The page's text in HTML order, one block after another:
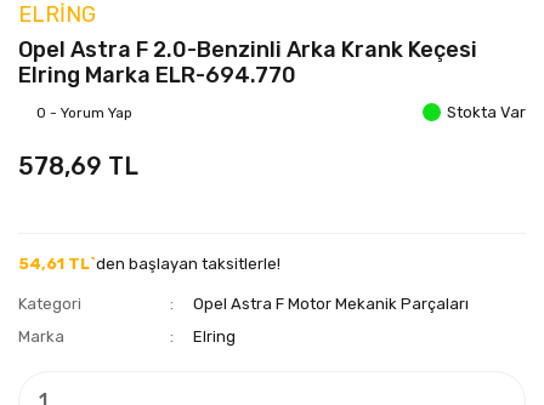
ELRING
Opel Astra F 2.0-Benzinli Arka Krank Keçesi
Elring Marka ELR-694.770
0 - Yorum Yap Stokta Var
578,69 TL
54,61 TL`den başlayan taksitlerle!
Kategori
Opel Astra F Motor Mekanik Parçaları
Marka
Elring